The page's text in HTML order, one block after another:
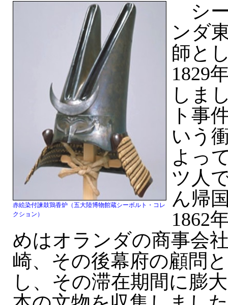
赤絵染付諫鼓鶏香炉（五大陸博物館蔵シーボルト・コレ
クション）
シ
ンダ
師と
1829
しま
ト事
いう
よっ
ツ人
ん帰
1862
めはオランダの商事会
崎、その後幕府の顧問
し、その滞在期間に膨